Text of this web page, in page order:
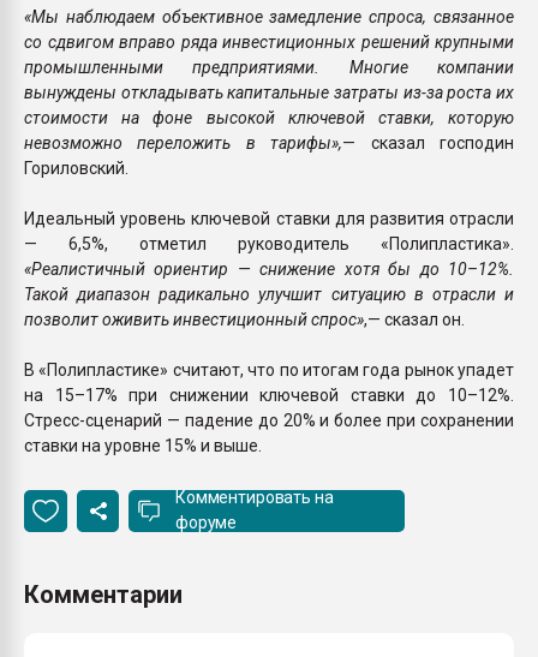
«Мы наблюдаем объективное замедление спроса, связанное
со сдвигом вправо ряда инвестиционных решений крупными
промышленными предприятиями. Многие компании
вынуждены откладывать капитальные затраты из-за роста их
стоимости на фоне высокой ключевой ставки, которую
невозможно переложить в тарифы»,— сказал господин
Гориловский.
Идеальный уровень ключевой ставки для развития отрасли
— 6,5%, отметил руководитель «Полипластика».
«Реалистичный ориентир — снижение хотя бы до 10–12%.
Такой диапазон радикально улучшит ситуацию в отрасли и
позволит оживить инвестиционный спрос»,— сказал он.
В «Полипластике» считают, что по итогам года рынок упадет
на 15–17% при снижении ключевой ставки до 10–12%.
Стресс-сценарий — падение до 20% и более при сохранении
ставки на уровне 15% и выше.
Комментировать на
форуме
Комментарии